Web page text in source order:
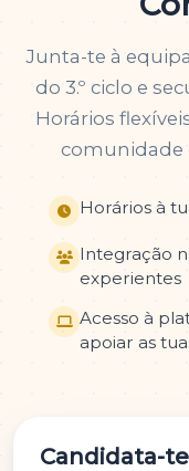
Junta-te à
do 3.º ciclo e
Horários
comunidade
Horários à
Integração
experientes
Acesso à
apoiar as
Candidata-